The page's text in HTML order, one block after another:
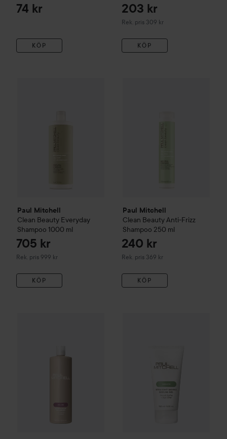
74 kr
KÖP
203 kr
Rek. pris 309 kr
Rekommenderat pris 309 kr
KÖP
Paul Mitchell
Clean Beauty Everyday
Shampoo 1000 ml
705 kr
Rek. pris 999 kr
Rekommenderat pris 999 kr
KÖP
Paul Mitchell
Clean BeautyAnti-Frizz
Shampoo 250 ml
240 kr
Rek. pris 369 kr
Rekommenderat pris 369 kr
KÖP